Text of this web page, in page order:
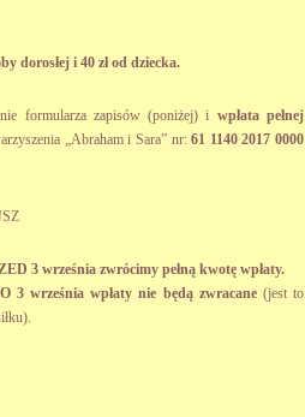
dorosłej i 40 zł od dziecka.
formularza zapisów (poniżej) i wpłata pełnej
„Abraham i Sara” nr:61 1140 2017 0000
3 września zwrócimy pełną kwotę wpłaty.
3 września wpłaty nie będą zwracane(jest to